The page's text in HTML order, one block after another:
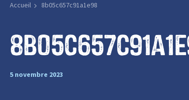
Accueil 8b05c657c91a1e98
5 novembre 2023